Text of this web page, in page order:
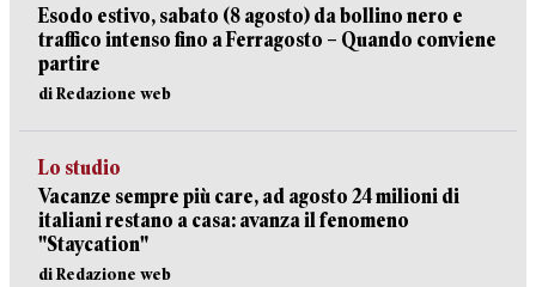
Esodo estivo, sabato (8 agosto) da bollino nero e
traffico intenso fino a Ferragosto – Quando conviene
partire
di Redazione web
Lo studio
Vacanze sempre più care, ad agosto 24 milioni di
italiani restano a casa: avanza il fenomeno
"Staycation"
di Redazione web